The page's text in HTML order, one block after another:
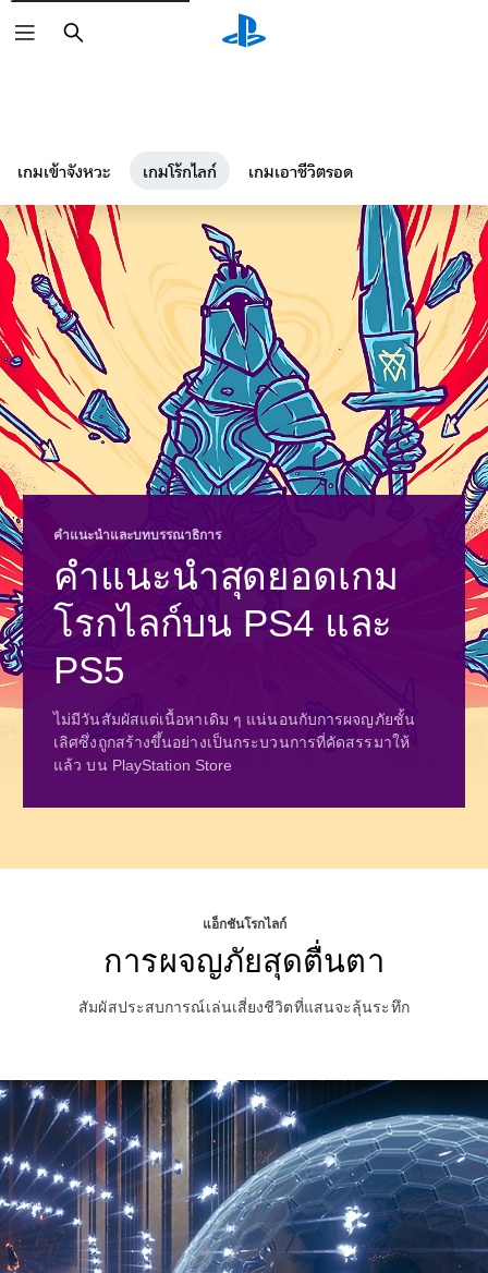
เกมเข้าจังหวะ เกมโร้กไลก์ เกมเอาชีวิตรอด
คำแนะนำและบทบรรณาธิการ
คำแนะนำสุดยอดเกม
โรกไลก์บน PS4 และ
PS5
ไม่มีวันสัมผัสแต่เนื้อหาเดิม ๆ แน่นอนกับการผจญภัยชั้น
เลิศซึ่งถูกสร้างขึ้นอย่างเป็นกระบวนการที่คัดสรรมาให้
แล้ว บน PlayStation Store
แอ็กชันโรกไลก์
การผจญภัยสุดตื่นตา
สัมผัสประสบการณ์เล่นเสี่ยงชีวิตที่แสนจะลุ้นระทึก